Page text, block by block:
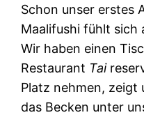
Schon unser erstes
Maalifushi fühlt sich
Wir haben einen
Restaurant Tai
Platz nehmen, zeigt
das Becken unter